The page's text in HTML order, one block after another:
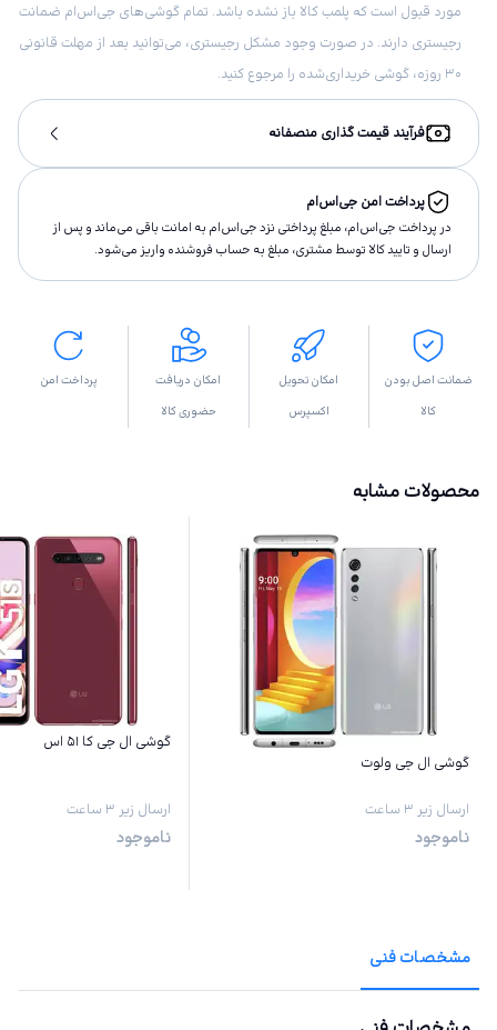
مورد قبول است که پلمب کالا باز نشده باشد. تمام گوشی‌های جی‌اس‌ام ضمانت
رجیستری دارند. در صورت وجود مشکل رجیستری، می‌توانید بعد از مهلت قانونی
۳۰ روزه، گوشی خریداری‌شده را مرجوع کنید.
فرآیند قیمت گذاری منصفانه
پرداخت امن جی‌اس‌ام
در پرداخت جی‌اس‌ام، مبلغ پرداختى نزد جی‌اس‌ام به امانت باقى مى‌ماند و پس از
ارسال و تاييد كالا توسط مشتری، مبلغ به حساب فروشنده واريز مى‌شود.
ضمانت اصل بودن
کالا
امکان تحویل
اکسپرس
امکان دریافت
حضوری کالا
پرداخت امن
محصولات مشابه
گوشی ال جی ولوت
ارسال زیر ۳ ساعت
ناموجود
گوشی ال جی کا ۵۱ اس
ارسال زیر ۳ ساعت
ناموجود
مشخصات فنی